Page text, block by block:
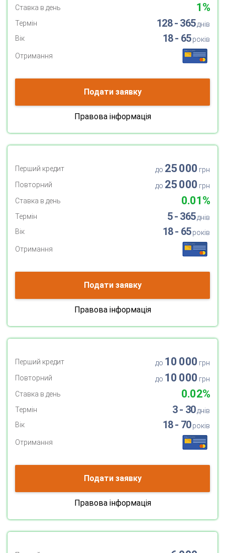
Ставка в день
1%
Термін 128 - 365днів
Вік
18 - 65років
Отримання
Подати заявку
Правова інформація
Перший кредит до 25 000 грн
Повторний
до 25 000 грн
Ставка в день
0.01%
Термін 5 - 365днів
Вік
18 - 65років
Отримання
Подати заявку
Правова інформація
Перший кредит до 10 000 грн
Повторний
до 10 000 грн
Ставка в день
0.02%
Термін 3 - 30днів
Вік
18 - 70років
Отримання
Подати заявку
Правова інформація